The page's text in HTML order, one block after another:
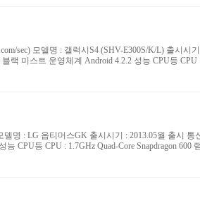
sec) 모델명 : 갤럭시S4 (SHV-E300S/K/L) 출시시
랙 미스트 운영체계 Android 4.2.2 성능 CPU등 CPU
델명 : LG 옵티머스GK 출시시기 : 2013.05월 출시 통
CPU등 CPU : 1.7GHz Quad-Core Snapdragon 600